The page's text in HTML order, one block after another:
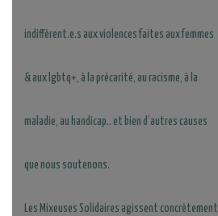
indifférent.e.s aux violences faites aux femmes
& aux lgbtq+, à la précarité, au racisme, à la
maladie, au handicap.. et bien d’autres causes
que nous soutenons.
Les Mixeuses Solidaires agissent concrètement